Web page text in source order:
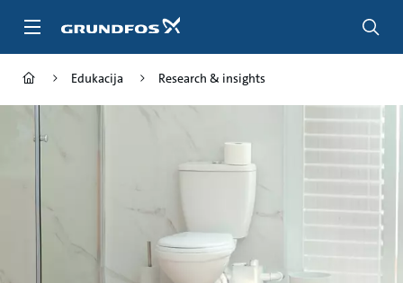
Edukacija Research & insights